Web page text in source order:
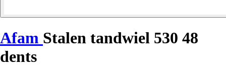
Afam Stalen tandwiel 530 48
dents